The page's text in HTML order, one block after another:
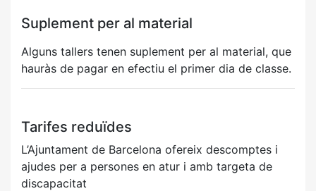
Suplement per al material
Alguns tallers tenen suplement per al material, que
hauràs de pagar en efectiu el primer dia de classe.
Tarifes reduïdes
L’Ajuntament de Barcelona ofereix descomptes i
ajudes per a persones en atur i amb targeta de
discapacitat